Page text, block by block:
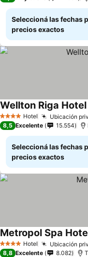
Seleccioná las fechas
precios exactos
4 EstrellasHotel Ubicación
Wellton Riga Hotel
8,5 Excelente 15.554
Seleccioná las fechas
precios exactos
4 EstrellasHotel Ubicación
Metropol Spa
8,8 Excelente 8.082